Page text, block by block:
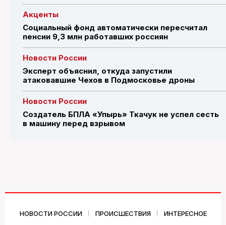
Акценты
Социальный фонд автоматически пересчитал
пенсии 9,3 млн работавших россиян
Новости России
Эксперт объяснил, откуда запустили
атаковавшие Чехов в Подмосковье дроны
Новости России
Создатель БПЛА «Упырь» Ткачук не успел сесть
в машину перед взрывом
НОВОСТИ РОССИИ ПРОИСШЕСТВИЯ ИНТЕРЕСНОЕ